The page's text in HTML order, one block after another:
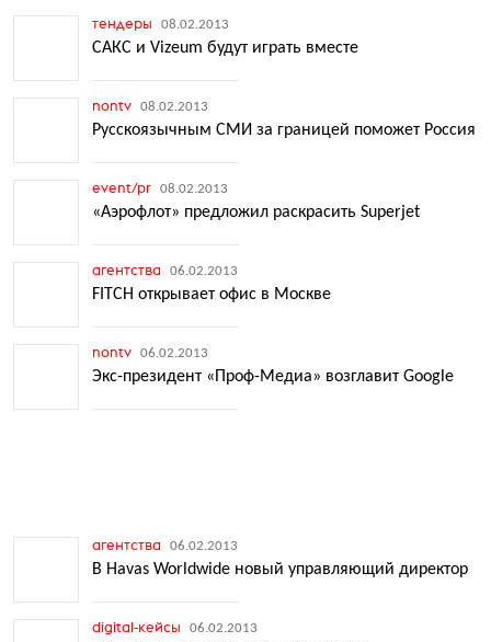
тендеры 08.02.2013
САКС и Vizeum будут играть вместе
nontv 08.02.2013
Русскоязычным СМИ за границей поможет Россия
event/pr 08.02.2013
«Аэрофлот» предложил раскрасить Superjet
агентства 06.02.2013
FITCH открывает офис в Москве
nontv 06.02.2013
Экс-президент «Проф-Медиа» возглавит Google
агентства 06.02.2013
В Havas Worldwide новый управляющий директор
digital-кейсы 06.02.2013